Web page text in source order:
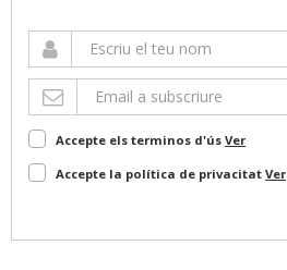
Accepte els terminos d'ús Ver
Accepte la política de privacitat Ver